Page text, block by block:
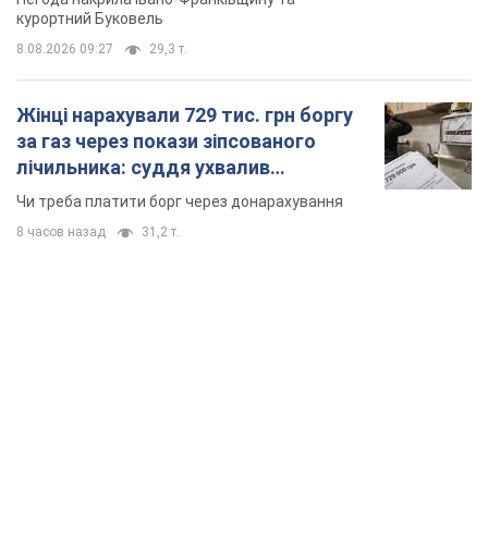
курортний Буковель
8.08.2026 09:27 29,3 т.
Жінці нарахували 729 тис. грн боргу
за газ через покази зіпсованого
лічильника: суддя ухвалив
неочікуване рішення
Чи треба платити борг через донарахування
8 часов назад 31,2 т.